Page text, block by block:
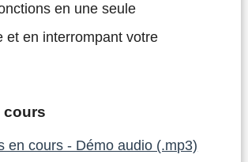
en une seule
et en interrompant votre
cours
en cours - Démo audio (.mp3)